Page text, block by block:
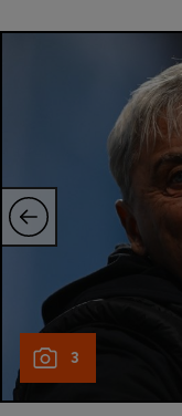
Alte
JO
JO
3